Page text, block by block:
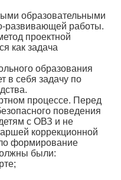
образовательными
развивающей работы.
проектной
как задача
образования
в себя задачу по
процессе. Перед
поведения
с ОВЗ и не
коррекционной
формирование
были: